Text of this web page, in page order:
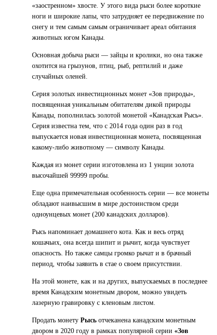
«заостренном» хвосте. У этого вида рыси более короткие
ноги и широкие лапы, что затрудняет ее передвижение по
снегу и тем самым самым ограничивает ареал обитания
животных югом Канады.
Основная добыча рыси — зайцы и кролики, но она также
охотится на грызунов, птиц, рыб, рептилий и даже
случайных оленей.
Серия золотых инвестиционных монет «Зов природы»,
посвященная уникальным обитателям дикой природы
Канады, пополнилась золотой монетой «Канадская Рысь».
Серия известна тем, что с 2014 года один раз в год
выпускается новая инвестиционная монета, посвященная
какому-либо животному — символу Канады.
Каждая из монет серии изготовлена из 1 унции золота
высочайшей 99999 пробы.
Еще одна примечательная особенность серии — все монеты
обладают наивысшим в мире достоинством среди
одноунцевых монет (200 канадских долларов).
Рысь напоминает домашнего кота. Как и весь отряд
кошачьих, она всегда шипит и рычит, когда чувствует
опасность. Но также самцы громко рычат и в брачный
период, чтобы заявить в стае о своем присутствии.
На этой монете, как и на других, выпускаемых в последнее
время Канадским монетным двором, можно увидеть
лазерную гравировку с кленовым листом.
Продать монету Рысь отчеканена канадским монетным
двором в 2020 году в рамках популярной серии «Зов